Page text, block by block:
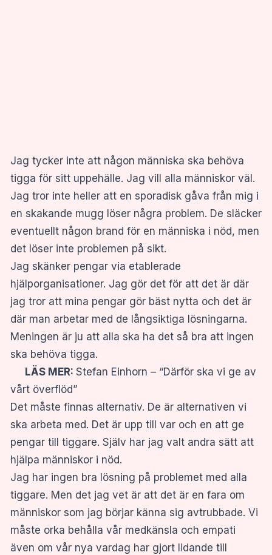
Jag tycker inte att någon människa ska behöva
tigga för sitt uppehälle. Jag vill alla människor väl.
Jag tror inte heller att en sporadisk gåva från mig i
en skakande mugg löser några problem. De släcker
eventuellt någon brand för en människa i nöd, men
det löser inte problemen på sikt.
Jag skänker pengar via etablerade
hjälporganisationer. Jag gör det för att det är där
jag tror att mina pengar gör bäst nytta och det är
där man arbetar med de långsiktiga lösningarna.
Meningen är ju att alla ska ha det så bra att ingen
ska behöva tigga.
LÄS MER: Stefan Einhorn – “Därför ska vi ge av
vårt överflöd”
Det måste finnas alternativ. De är alternativen vi
ska arbeta med. Det är upp till var och en att ge
pengar till tiggare. Själv har jag valt andra sätt att
hjälpa människor i nöd.
Jag har ingen bra lösning på problemet med alla
tiggare. Men det jag vet är att det är en fara om
människor som jag börjar känna sig avtrubbade. Vi
måste orka behålla vår medkänsla och empati
även om vår nya vardag har gjort lidande till